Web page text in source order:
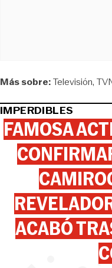
Más sobre:Televisión
IMPERDIBLES
FAMOSA
ACABÓ